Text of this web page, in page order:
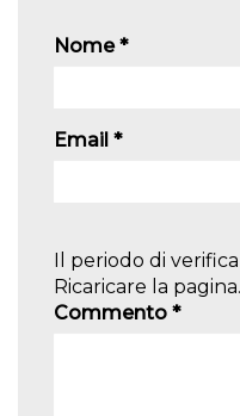
Nome*
Email *
Il periodo di
Ricaricare la pagina.
Commento *